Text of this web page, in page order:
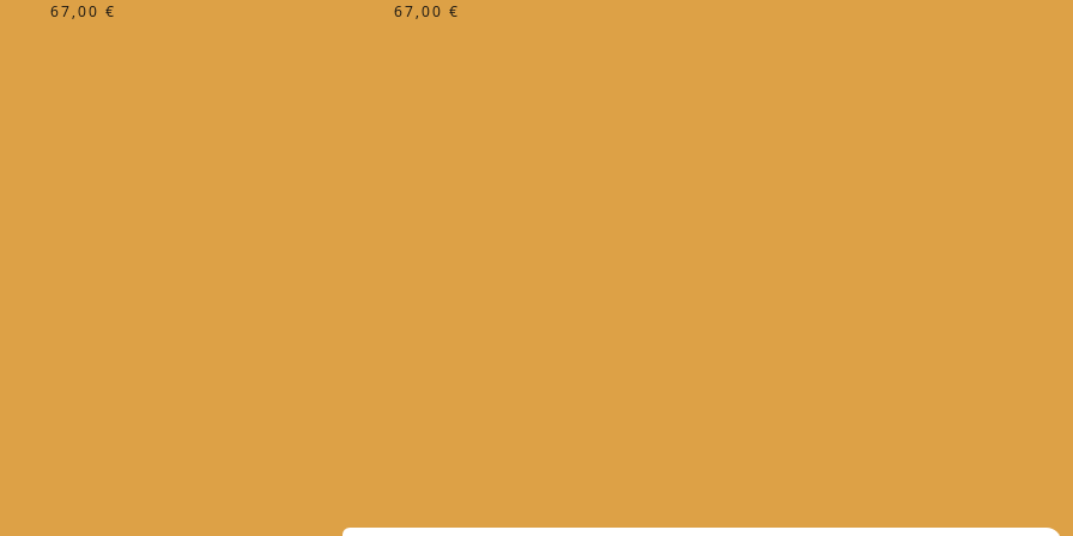
67,00€ 67,00€